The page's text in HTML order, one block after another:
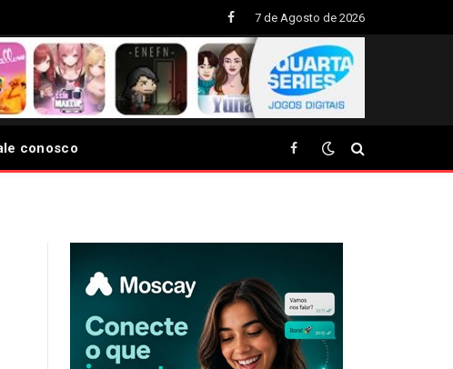
Facebook
7 de Agosto de 2026
conosco Facebook